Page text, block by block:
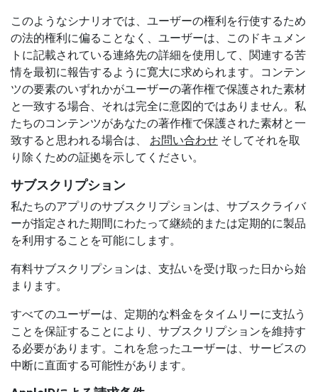
このようなシナリオでは、ユーザーの権利を行使するため
の法的権利に偏ることなく、ユーザーは、このドキュメン
トに記載されている連絡先の詳細を使用して、関連する苦
情を最初に報告するように寛大に求められます。コンテン
ツの要素のいずれかがユーザーの著作権で保護された素材
と一致する場合、それは完全に意図的ではありません。私
たちのコンテンツがあなたの著作権で保護された素材と一
致すると思われる場合は、
お問い合わせ そしてそれを取
り除くための証拠を示してください。
サブスクリプション
私たちのアプリのサブスクリプションは、サブスクライバ
ーが指定された期間にわたって継続的または定期的に製品
を利用することを可能にします。
有料サブスクリプションは、支払いを受け取った日から始
まります。
すべてのユーザーは、定期的な料金をタイムリーに支払う
ことを保証することにより、サブスクリプションを維持す
る必要があります。これを怠ったユーザーは、サービスの
中断に直面する可能性があります。